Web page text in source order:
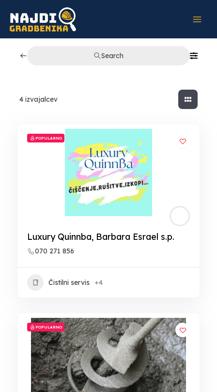
content
Search
4 izvajalcev
POPULARNO
Luxury Quinnba, Barbara Esrael s.p.
070 271 856
Čistilni servis +4
POPULARNO